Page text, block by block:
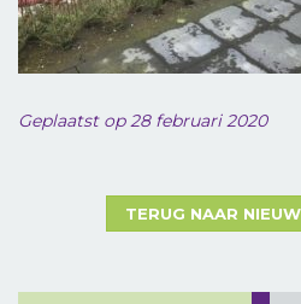
Geplaatst op 28 februari 2020
TERUG NAARLUCHTVRACHT